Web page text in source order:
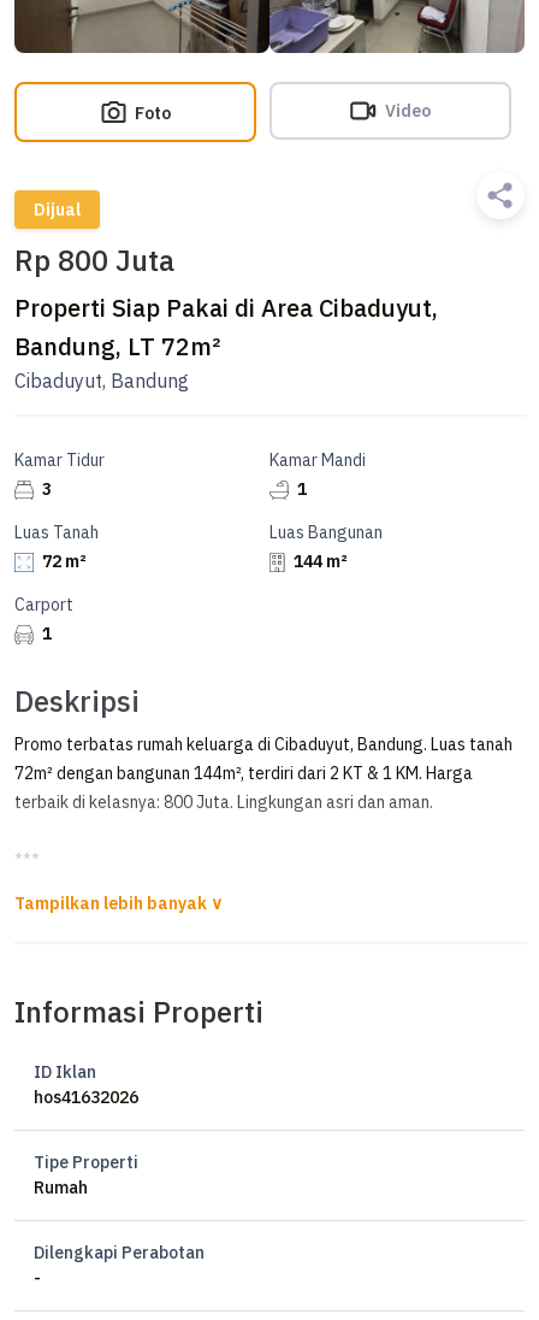
Foto Video
Dijual
Rp 800 Juta
Properti Siap Pakai di Area Cibaduyut,
Bandung, LT 72m²
Cibaduyut, Bandung
Kamar Tidur
3
Kamar Mandi
1
Luas Tanah
72 m²
Luas Bangunan
144 m²
Carport
1
Deskripsi
Promo terbatas rumah keluarga di Cibaduyut, Bandung. Luas tanah
72m² dengan bangunan 144m², terdiri dari 2 KT & 1 KM. Harga
terbaik di kelasnya: 800 Juta. Lingkungan asri dan aman.
***
LT 72m²
KT 2+1
KM 1
Garasi 1 mobil
Op 800JT nego
Informasi Properti
ID Iklan
hos41632026
Tipe Properti
Rumah
Dilengkapi Perabotan
-